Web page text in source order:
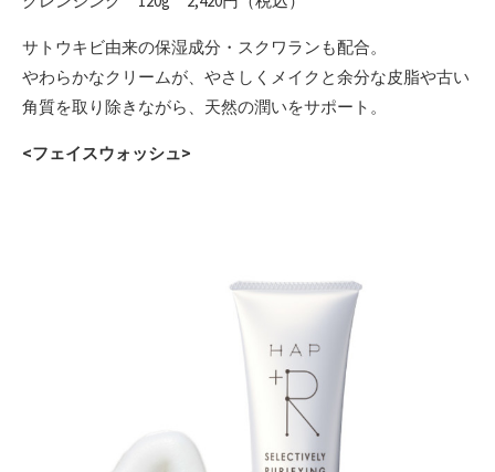
サトウキビ由来の保湿成分・スクワランも配合。
やわらかなクリームが、やさしくメイクと余分な皮脂や古い
角質を取り除きながら、天然の潤いをサポート。
<フェイスウォッシュ>